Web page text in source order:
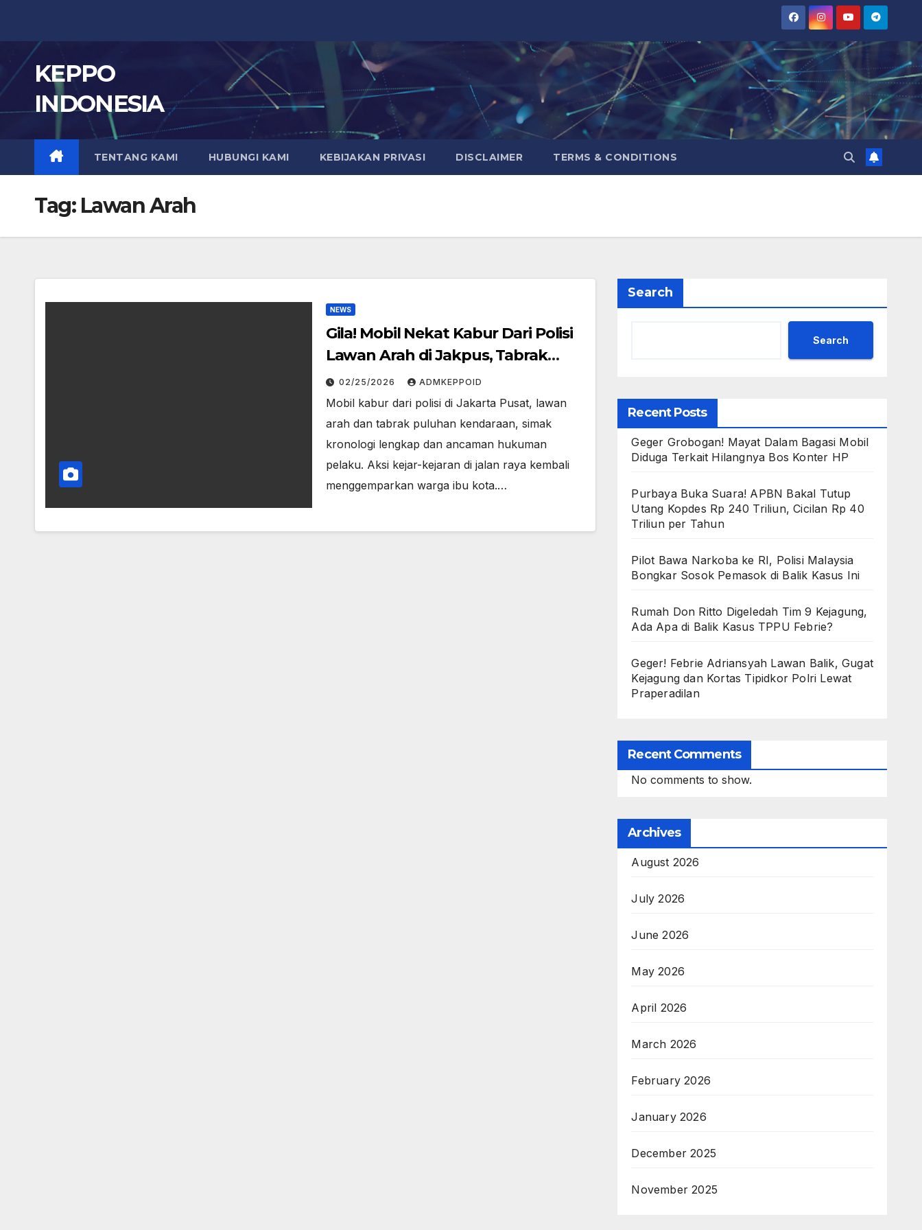
content
KEPPO
INDONESIA
TENTANG KAMI HUBUNGI KAMI KEBIJAKAN PRIVASI DISCLAIMER TERMS & CONDITIONS
Tag: Lawan Arah
NEWS
Gila! Mobil Nekat Kabur Dari Polisi
Lawan Arah di Jakpus, Tabrak
Puluhan Kendaraan!
02/25/2026 ADMKEPPOID
Mobil kabur dari polisi di Jakarta Pusat, lawan
arah dan tabrak puluhan kendaraan, simak
kronologi lengkap dan ancaman hukuman
pelaku. Aksi kejar-kejaran di jalan raya kembali
menggemparkan warga ibu kota.…
Search
Search
Recent Posts
Geger Grobogan! Mayat Dalam Bagasi Mobil
Diduga Terkait Hilangnya Bos Konter HP
Purbaya Buka Suara! APBN Bakal Tutup
Utang Kopdes Rp 240 Triliun, Cicilan Rp 40
Triliun per Tahun
Pilot Bawa Narkoba ke RI, Polisi Malaysia
Bongkar Sosok Pemasok di Balik Kasus Ini
Rumah Don Ritto Digeledah Tim 9 Kejagung,
Ada Apa di Balik Kasus TPPU Febrie?
Geger! Febrie Adriansyah Lawan Balik, Gugat
Kejagung dan Kortas Tipidkor Polri Lewat
Praperadilan
Recent Comments
No comments to show.
Archives
August 2026
July 2026
June 2026
May 2026
April 2026
March 2026
February 2026
January 2026
December 2025
November 2025